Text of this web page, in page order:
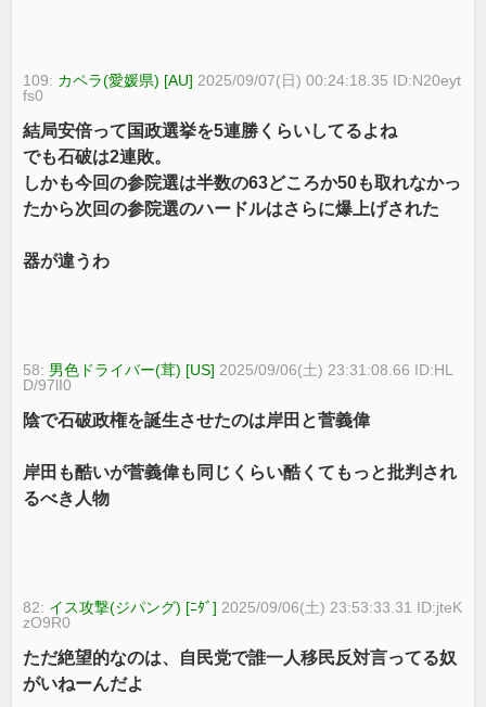
109: カペラ(愛媛県) [AU] 2025/09/07(日) 00:24:18.35 ID:N20eyt
fs0
結局安倍って国政選挙を5連勝くらいしてるよね
でも石破は2連敗。
しかも今回の参院選は半数の63どころか50も取れなかっ
たから次回の参院選のハードルはさらに爆上げされた
器が違うわ
58: 男色ドライバー(茸) [US] 2025/09/06(土) 23:31:08.66 ID:HL
D/97lI0
陰で石破政権を誕生させたのは岸田と菅義偉
岸田も酷いが菅義偉も同じくらい酷くてもっと批判され
るべき人物
82: イス攻撃(ジパング) [ﾆﾀﾞ] 2025/09/06(土) 23:53:33.31 ID:jteK
zO9R0
ただ絶望的なのは、自民党で誰一人移民反対言ってる奴
がいねーんだよ